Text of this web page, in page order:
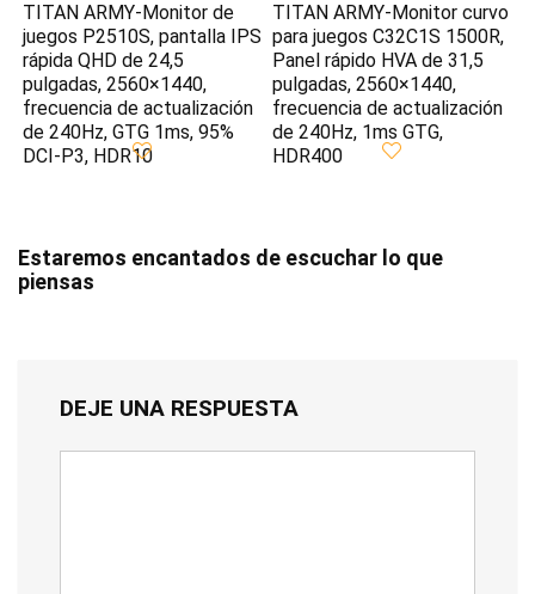
TITAN ARMY-Monitor de
juegos P2510S, pantalla IPS
rápida QHD de 24,5
pulgadas, 2560×1440,
frecuencia de actualización
de 240Hz, GTG 1ms, 95%
DCI-P3, HDR10
TITAN ARMY-Monitor curvo
para juegos C32C1S 1500R,
Panel rápido HVA de 31,5
pulgadas, 2560×1440,
frecuencia de actualización
de 240Hz, 1ms GTG,
HDR400
Estaremos encantados de escuchar lo que
piensas
DEJE UNA RESPUESTA